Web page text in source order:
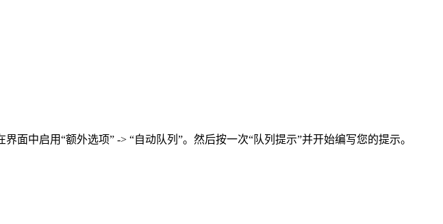
中启用“额外选项” -> “自动队列”。然后按一次“队列提示”并开始编写您的提示。